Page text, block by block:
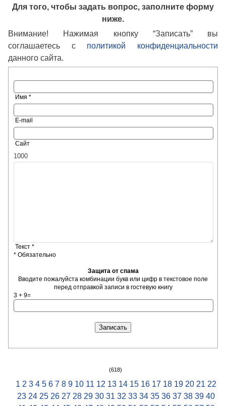
Для того, чтобы задать вопрос, заполните форму
ниже.
Внимание! Нажимая кнопку “Записать” вы
соглашаетесь сполитикой конфиденциальности
данного сайта.
Имя *
E-mail
Сайт
Текст *
* Обязательно
Защита от спама
Вводите пожалуйста комбинации букв или цифр в текстовое поле
перед отправкой записи в гостевую книгу
3 + 9=
(618)
1 2 3 4 5 6 7 8 9 10 11 12 13 14 15 16 17 18 19 20 21 22
23 24 25 26 27 28 29 30 31 32 33 34 35 36 37 38 39 40